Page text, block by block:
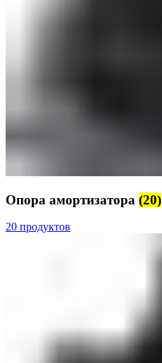
Опора амортизатора (20)
20 продуктов